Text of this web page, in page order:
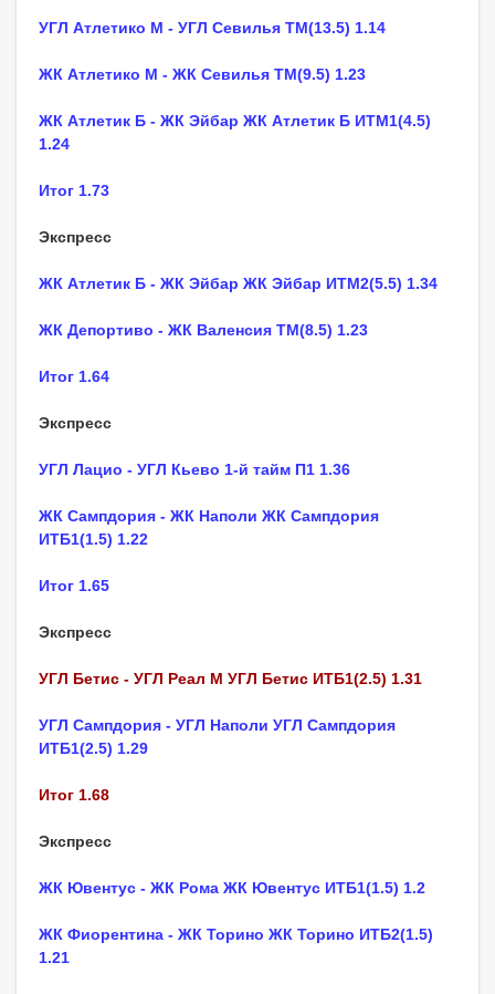
УГЛ Атлетико М - УГЛ Севилья ТМ(13.5) 1.14
ЖК Атлетико М - ЖК Севилья ТМ(9.5) 1.23
ЖК Атлетик Б - ЖК Эйбар ЖК Атлетик Б ИТМ1(4.5)
1.24
Итог 1.73
Экспресс
ЖК Атлетик Б - ЖК Эйбар ЖК Эйбар ИТМ2(5.5) 1.34
ЖК Депортиво - ЖК Валенсия ТМ(8.5) 1.23
Итог 1.64
Экспресс
УГЛ Лацио - УГЛ Кьево 1-й тайм П1 1.36
ЖК Сампдория - ЖК Наполи ЖК Сампдория
ИТБ1(1.5) 1.22
Итог 1.65
Экспресс
УГЛ Бетис - УГЛ Реал М УГЛ Бетис ИТБ1(2.5) 1.31
УГЛ Сампдория - УГЛ Наполи УГЛ Сампдория
ИТБ1(2.5) 1.29
Итог 1.68
Экспресс
ЖК Ювентус - ЖК Рома ЖК Ювентус ИТБ1(1.5) 1.2
ЖК Фиорентина - ЖК Торино ЖК Торино ИТБ2(1.5)
1.21